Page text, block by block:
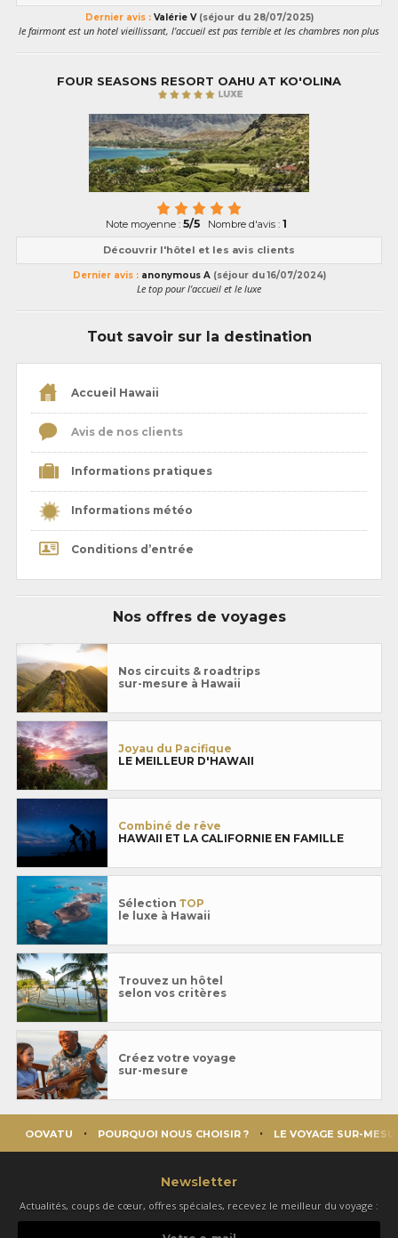
Dernier avis :Valérie V (séjour du 28/07/2025)
le fairmont est un hotel vieillissant, l'accueil est pas terrible et les chambres non plus
FOUR SEASONS RESORT OAHU AT KO'OLINA
Note moyenne : 5/5 Nombre d'avis : 1
Découvrir l'hôtel et les avis clients
Dernier avis :anonymous A (séjour du 16/07/2024)
Le top pour l'accueil et le luxe
Tout savoir sur la destination
Accueil Hawaii
Avis de nos clients
Informations pratiques
Informations météo
Conditions d’entrée
Nos offres de voyages
Nos circuits & roadtrips
sur-mesure à Hawaii
Joyau du Pacifique
LE MEILLEUR D'HAWAII
Combiné de rêve
HAWAII ET LA CALIFORNIE EN FAMILLE
Sélection TOP
le luxe à Hawaii
Trouvez un hôtel
selon vos critères
Créez votre voyage
sur-mesure
OOVATU POURQUOI NOUS CHOISIR ? LE VOYAGE SUR-
Newsletter
Actualités, coups de cœur, offres spéciales, recevez le meilleur du voyage :